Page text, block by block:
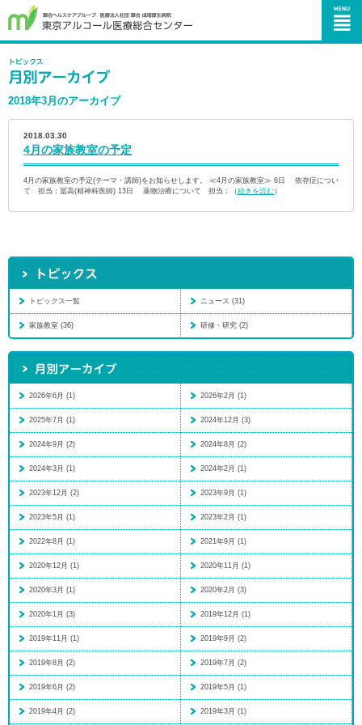
2018年3月のアーカイブ
2018.03.30
4月の家族教室の予定
4月の家族教室の予定(テーマ・講師)をお知らせします。 ≪4月の家族教室≫ 6日 依存症につい
て 担当：冨高(精神科医師) 13日 薬物治療について 担当：（続きを読む）
トピックス一覧 ニュース (31)
家族教室 (36) 研修・研究 (2)
2026年6月 (1) 2026年2月 (1)
2025年7月 (1) 2024年12月 (3)
2024年9月 (2) 2024年8月 (2)
2024年3月 (1) 2024年2月 (1)
2023年12月 (2) 2023年9月 (1)
2023年5月 (1) 2023年2月 (1)
2022年8月 (1) 2021年9月 (1)
2020年12月 (1) 2020年11月 (1)
2020年3月 (1) 2020年2月 (3)
2020年1月 (3) 2019年12月 (1)
2019年11月 (1) 2019年9月 (2)
2019年8月 (2) 2019年7月 (2)
2019年6月 (2) 2019年5月 (1)
2019年4月 (2) 2019年3月 (1)